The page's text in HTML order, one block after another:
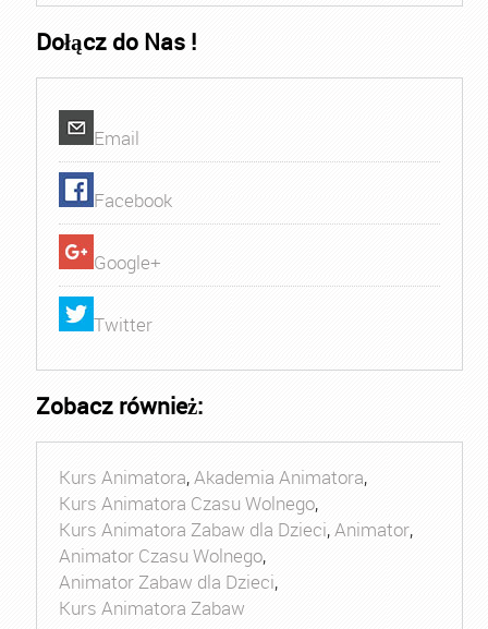
Dołącz do Nas !
Email
Facebook
Google+
Twitter
Zobacz również:
Kurs Animatora,Akademia Animatora,
Kurs Animatora Czasu Wolnego,
Kurs Animatora Zabaw dla Dzieci,Animator,
Animator Czasu Wolnego,
Animator Zabaw dla Dzieci,
Kurs Animatora Zabaw